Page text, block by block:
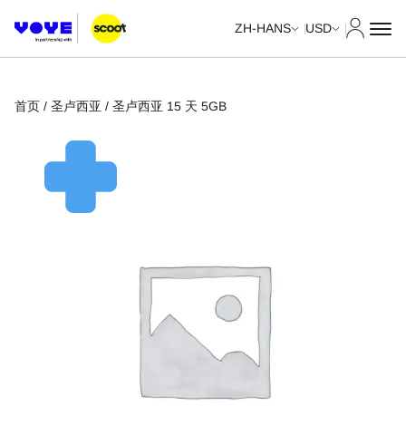
ZH-HANS USD
首页 / 圣卢西亚 / 圣卢西亚 15 天 5GB